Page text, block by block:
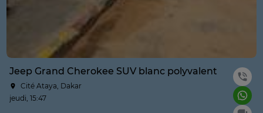
Jeep Grand Cherokee SUV blanc polyvalent
Cité Ataya, Dakar
jeudi, 15:47